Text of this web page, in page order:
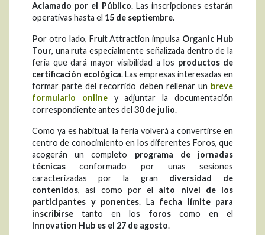
Aclamado por el Público. Las inscripciones estarán
operativas hasta el 15 de septiembre.
Por otro lado, Fruit Attraction impulsa Organic Hub
Tour, una ruta especialmente señalizada dentro de la
feria que dará mayor visibilidad a los productos de
certificación ecológica. Las empresas interesadas en
formar parte del recorrido deben rellenar un breve
formulario onliney adjuntar la documentación
correspondiente antes del 30 de julio.
Como ya es habitual, la feria volverá a convertirse en
centro de conocimiento en los diferentes Foros, que
acogerán un completo programa de jornadas
técnicas conformado por unas sesiones
caracterizadas por la gran diversidad de
contenidos, así como por el alto nivel de los
participantes y ponentes. La fecha límite para
inscribirse tanto en los foros como en el
Innovation Hub es el 27 de agosto.